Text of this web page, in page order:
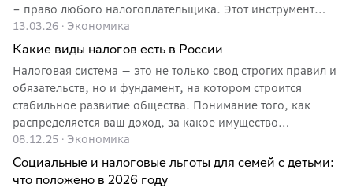
– право любого налогоплательщика. Этот инструмент
позволяет возвращать часть денег, которые человек
тратит на визиты к врачам, диагностику или покупку
13.03.26 · Экономика
Какие виды налогов есть в России
Налоговая система — это не только свод строгих правил и
обязательств, но и фундамент, на котором строится
стабильное развитие общества. Понимание того, как
распределяется ваш доход, за какое имущество
необходимо платить и в какой именно бюджет уходят
деньги, превращает налоги из неизбежных издержек в
осознанный вклад в инфраструктуру, безопасность и
08.12.25 · Экономика
Социальные и налоговые льготы для семей с детьми:
что положено в 2026 году